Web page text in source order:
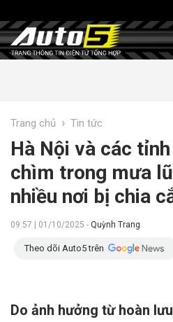
Trang chủ › Tin tức
Hà Nội và các
chìm trong mưa
nhiều nơi bị chia
09:57 | 01/10/2025 - Quỳnh Trang
Theo dõi Auto5 trên
Do ảnh hưởng từ hoàn